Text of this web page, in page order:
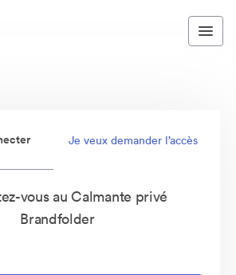
Je veux demander l’accès
vous au Calmante privé
Brandfolder